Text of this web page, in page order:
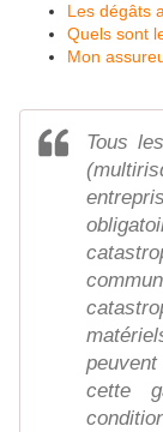
Les dégâts
Quels sont
Mon
Tous
cette